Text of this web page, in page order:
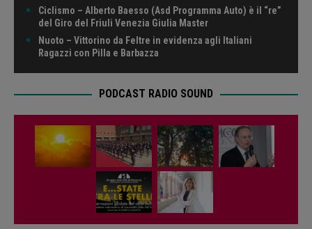
Ciclismo – Alberto Baesso (Asd Programma Auto) è il “re”
del Giro del Friuli Venezia Giulia Master
Nuoto – Vittorino da Feltre in evidenza agli Italiani
Ragazzi con Pilla e Barbazza
PODCAST RADIO SOUND